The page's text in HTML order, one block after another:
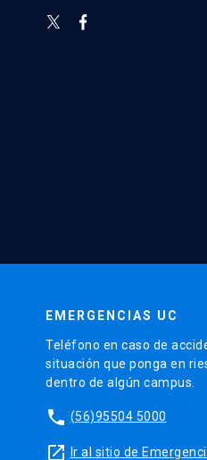
EMERGENCIAS UC
Teléfono en caso de
situación que ponga en
dentro de algún campus.
phone (56)95504 5000
launch Ir al sitio de